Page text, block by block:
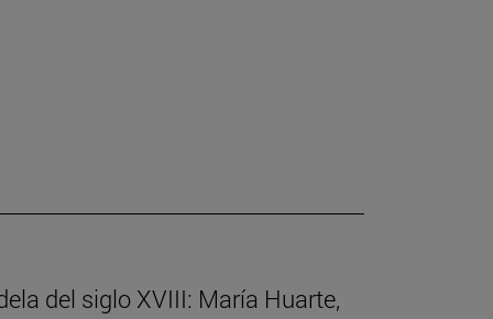
del siglo XVIII: María Huarte,